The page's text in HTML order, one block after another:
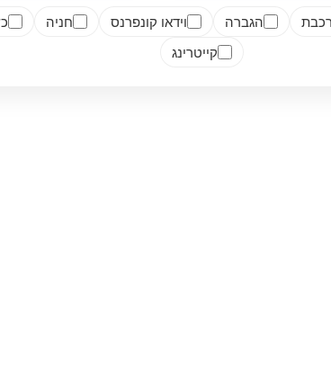
הגברה וידאו קונפרנס חניה
קייטרינג